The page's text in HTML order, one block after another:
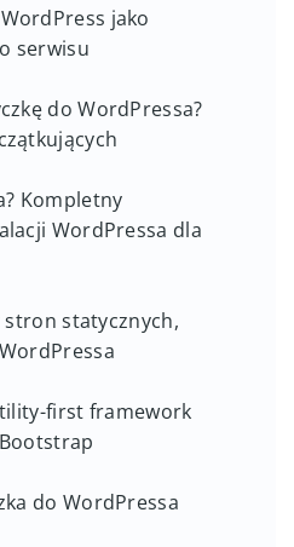
jako
serwisu
do WordPressa?
Kompletny
WordPressa dla
stron statycznych,
first framework
do WordPressa